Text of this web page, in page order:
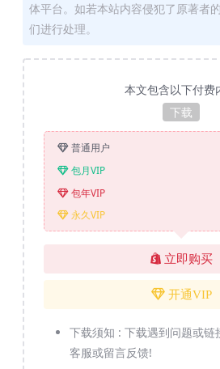
体平台。如若本站内容侵犯了原著者
们进行处理。
本文包含以下付费
下载
普通用户
包月VIP
包年VIP
永久VIP
立即购买
开通VIP
下载须知 : 下载遇到问题或链
客服或留言反馈!